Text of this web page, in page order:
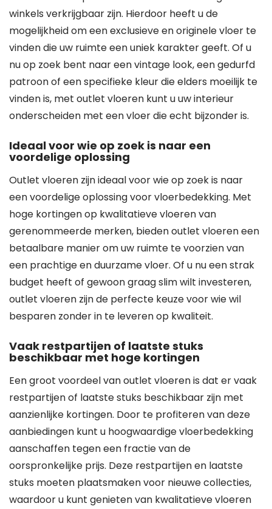
winkels verkrijgbaar zijn. Hierdoor heeft u de
mogelijkheid om een exclusieve en originele vloer te
vinden die uw ruimte een uniek karakter geeft. Of u
nu op zoek bent naar een vintage look, een gedurfd
patroon of een specifieke kleur die elders moeilijk te
vinden is, met outlet vloeren kunt u uw interieur
onderscheiden met een vloer die echt bijzonder is.
Ideaal voor wie op zoek is naar een
voordelige oplossing
Outlet vloeren zijn ideaal voor wie op zoek is naar
een voordelige oplossing voor vloerbedekking. Met
hoge kortingen op kwalitatieve vloeren van
gerenommeerde merken, bieden outlet vloeren een
betaalbare manier om uw ruimte te voorzien van
een prachtige en duurzame vloer. Of u nu een strak
budget heeft of gewoon graag slim wilt investeren,
outlet vloeren zijn de perfecte keuze voor wie wil
besparen zonder in te leveren op kwaliteit.
Vaak restpartijen of laatste stuks
beschikbaar met hoge kortingen
Een groot voordeel van outlet vloeren is dat er vaak
restpartijen of laatste stuks beschikbaar zijn met
aanzienlijke kortingen. Door te profiteren van deze
aanbiedingen kunt u hoogwaardige vloerbedekking
aanschaffen tegen een fractie van de
oorspronkelijke prijs. Deze restpartijen en laatste
stuks moeten plaatsmaken voor nieuwe collecties,
waardoor u kunt genieten van kwalitatieve vloeren